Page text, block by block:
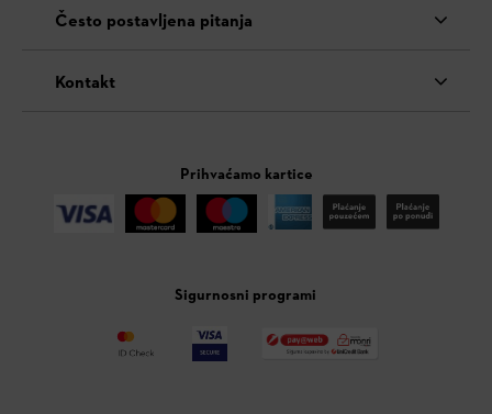
Često postavljena pitanja
Kontakt
Prihvaćamo kartice
Sigurnosni programi